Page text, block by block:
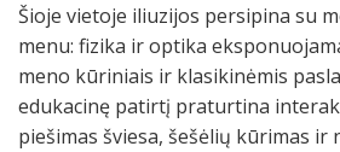
Šioje vietoje iliuzijos persipina su
menu: fizika ir optika
meno kūriniais ir klasikinėmis
edukacinę patirtį praturtina
piešimas šviesa, šešėlių kūrimas ir